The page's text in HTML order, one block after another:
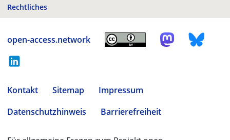
Rechtliches
open-access.network
Kontakt Sitemap
Impressum
Datenschutzhinweis
Barrierefreiheit